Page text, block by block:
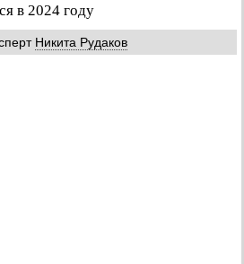
в 2024 году
Никита Рудаков